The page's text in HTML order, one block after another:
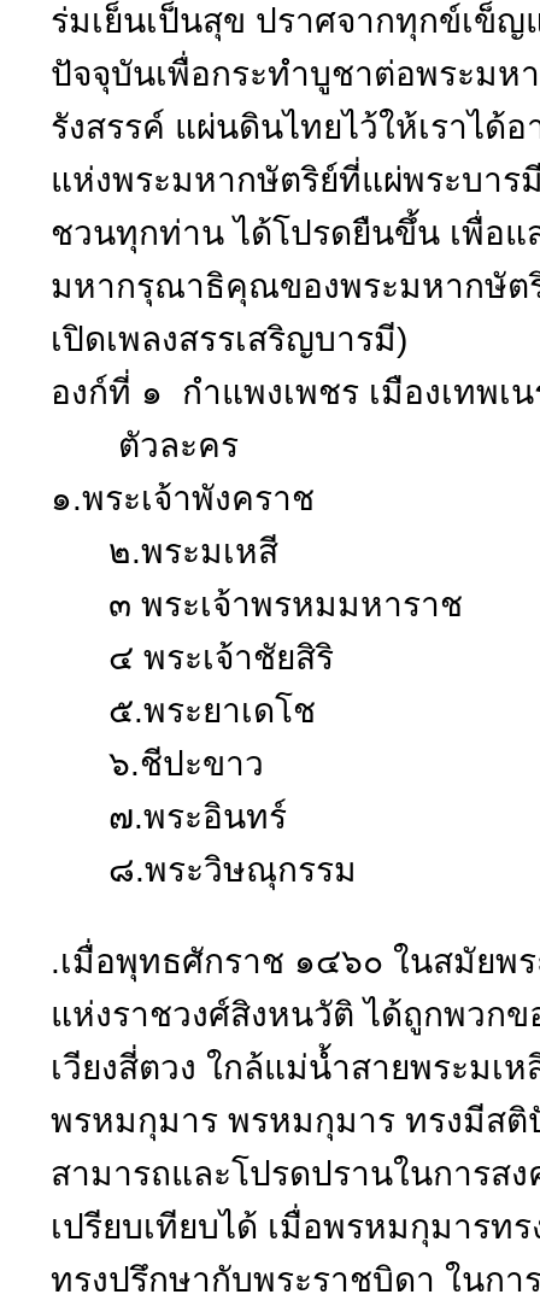
ร่มเย็นเป็นสุข ปราศจากทุกข์เข็
ปัจจุบันเพื่อกระทำบูชาต่อพระมห
รังสรรค์ แผ่นดินไทยไว้ให้เราได้
แห่งพระมหากษัตริย์ที่แผ่พระบาร
ชวนทุกท่าน ได้โปรดยืนขึ้น เพื่อแ
มหากรุณาธิคุณของพระมหากษัตริ
เปิดเพลงสรรเสริญบารมี)
องก์ที่ ๑ กำแพงเพชร เมืองเท
ตัวละคร
๑.พระเจ้าพังคราช
๒.พระมเหสี
๓ พระเจ้าพรหมมหาราช
๔ พระเจ้าชัยสิริ
๕.พระยาเดโช
๖.ชีปะขาว
๗.พระอินทร์
๘.พระวิษณุกรรม
.เมื่อพุทธศักราช ๑๔๖๐ ในสมัยพ
แห่งราชวงศ์สิงหนวัติ ได้ถูกพวก
เวียงสี่ตวง ใกล้แม่น้ำสายพระมเ
พรหมกุมาร พรหมกุมาร ทรงมีส
สามารถและโปรดปรานในการส
เปรียบเทียบได้ เมื่อพรหมกุมาร
ทรงปรึกษากับพระราชบิดา ในก